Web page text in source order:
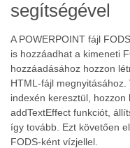
segítségével
A POWERPOINT fájl
is hozzáadhat a kimeneti
hozzáadásához hozzon
HTML-fájl
indexén keresztül,
addTextEffect funkciót,
így tovább. Ezt követően
FODS-ként vízjellel.